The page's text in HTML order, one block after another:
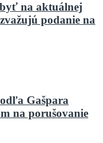
na aktuálnej
podanie na
Gašpara
na porušovanie